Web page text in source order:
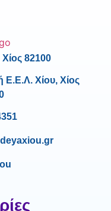
82100
Χίου, Χίος